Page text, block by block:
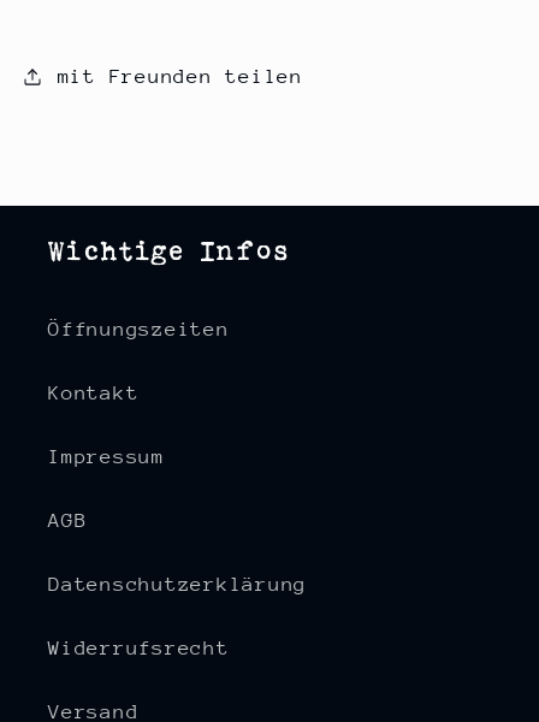
mit Freunden teilen
Wichtige Infos
Öffnungszeiten
Kontakt
Impressum
AGB
Datenschutzerklärung
Widerrufsrecht
Versand